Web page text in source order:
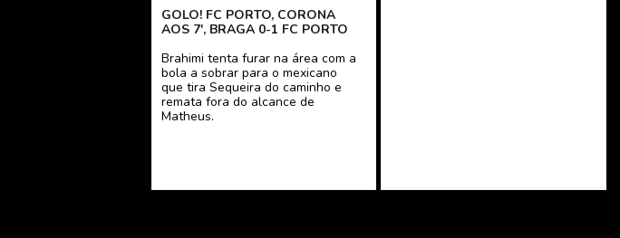
GOLO! FC PORTO, CORONA
AOS 7', BRAGA 0-1 FC PORTO
Brahimi tenta furar na área com a
bola a sobrar para o mexicano
que tira Sequeira do caminho e
remata fora do alcance de
Matheus.